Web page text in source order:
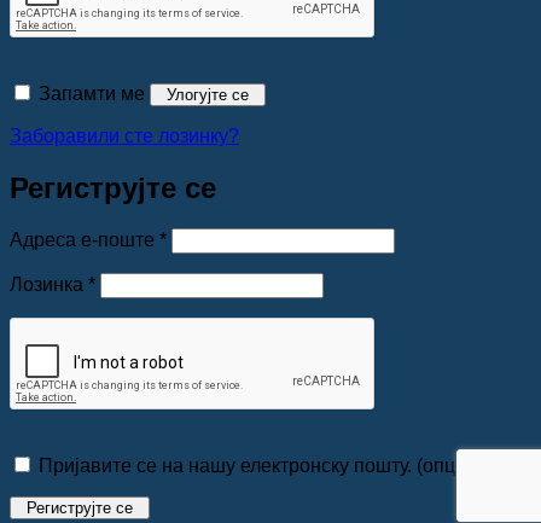
Запамти ме Улогујте се
Заборавили сте лозинку?
Региструјте се
Адреса е-поште *Обавезно
Лозинка *Обавезно
Пријавите се на нашу електронску пошту. (опционо)
Региструјте се